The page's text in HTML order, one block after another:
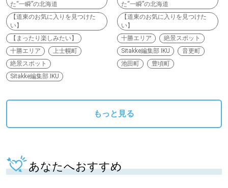
た“一瞬”の北海道
【道東のお気に入りを見つけた
い】
【まったり楽しみたい】
十勝エリア
上士幌町
絶景スポット
Sitakke編集部 IKU
た“一瞬”の北海道
【道東のお気に入りを見つけた
い】
十勝エリア
絶景スポット
Sitakke編集部 IKU
音更町
池田町
豊頃町
もっと見る
あなたへおすすめ